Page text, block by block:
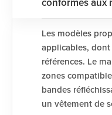
conformes aux
Les modèles
applicables, dont
références. Le
zones
bandes
un vêtement de